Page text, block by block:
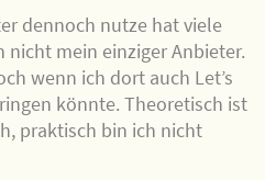
dennoch nutze hat viele
nicht mein einziger Anbieter.
wenn ich dort auch Let’s
könnte. Theoretisch ist
praktisch bin ich nicht